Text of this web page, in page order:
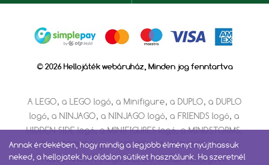
© 2026 Hellojáték webáruház, Minden jog fenntartva
A LEGO, a LEGO logó, a Minifigure, a DUPLO, a DUPLO
logó, a NINJAGO, a NINJAGO logó, a FRIENDS logó, a
HIDDEN SIDE logó, a MINIFIGURES logó, a MINDSTORMS,
a MINDSTORMS logó, a VIDIYO, a NEXO KNIGHTS és a
NEXO KNIGHTS logó a LEGO Group védjegyei.
Annak érdekében, hogy mindig a legjobb élményt nyújthassuk
neked, a hellojatek.hu oldalon sütiket használunk. Ha szeretnél